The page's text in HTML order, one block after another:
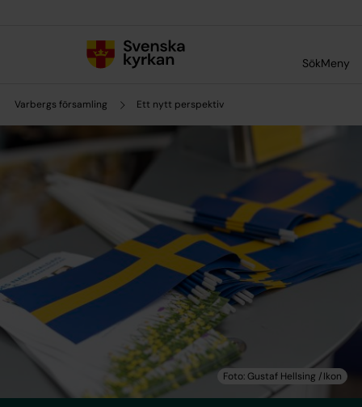
SökMeny
Varbergs församling Ett nytt perspektiv